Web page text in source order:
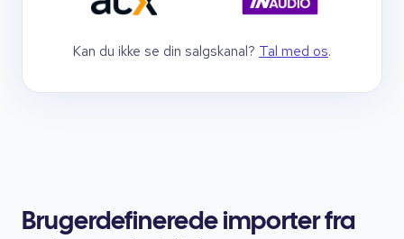
Kan du ikke se din salgskanal? Tal med os.
Brugerdefinerede importer fra